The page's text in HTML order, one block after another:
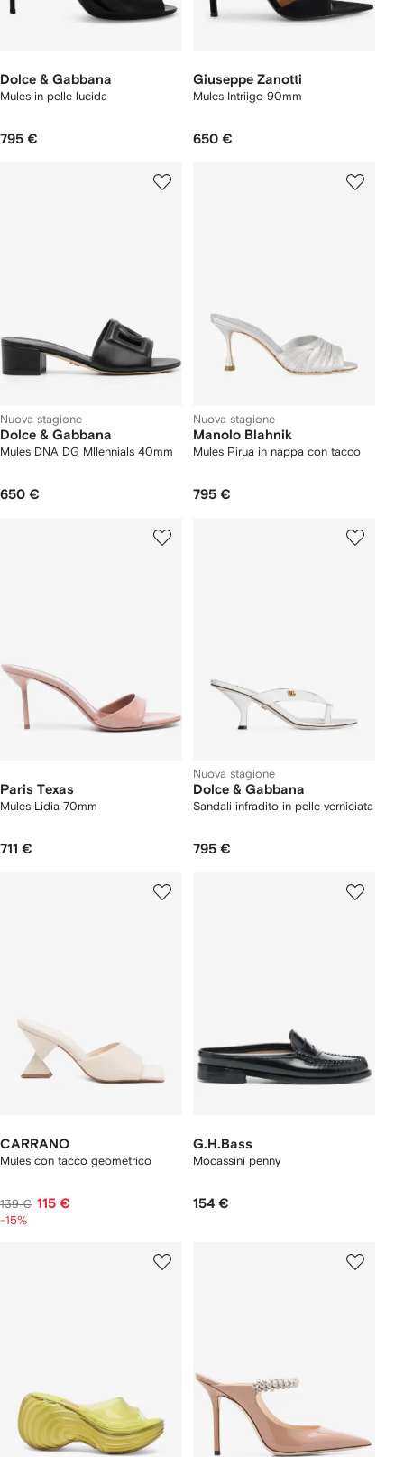
Dolce & Gabbana
Mules in pelle lucida
795 €
Giuseppe Zanotti
Mules Intriigo 90mm
650 €
Nuova stagione
Dolce & Gabbana
Mules DNA DG Mllennials 40mm
650 €
Nuova stagione
Manolo Blahnik
Mules Pirua in nappa con tacco
795 €
Paris Texas
Mules Lidia 70mm
711 €
Nuova stagione
Dolce & Gabbana
Sandali infradito in pelle verniciata
795 €
CARRANO
Mules con tacco geometrico
139 € 115 €
-15%
G.H.Bass
Mocassini penny
154 €